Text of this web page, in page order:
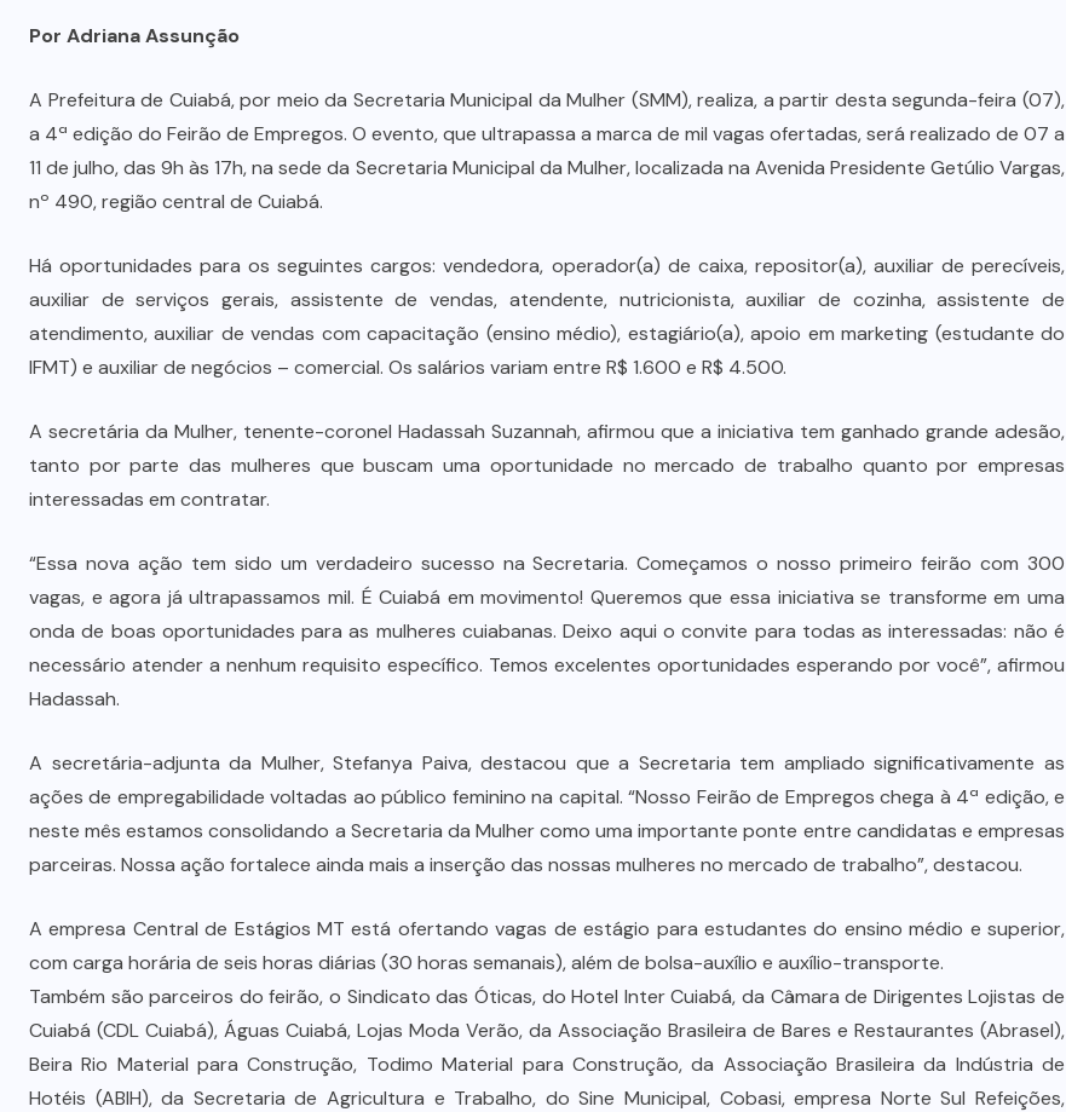
Por Adriana Assunção
A Prefeitura de Cuiabá, por meio da Secretaria Municipal da Mulher (SMM), realiza, a partir desta segunda-feira (07),
a 4ª edição do Feirão de Empregos. O evento, que ultrapassa a marca de mil vagas ofertadas, será realizado de 07 a
11 de julho, das 9h às 17h, na sede da Secretaria Municipal da Mulher, localizada na Avenida Presidente Getúlio Vargas,
nº 490, região central de Cuiabá.
Há oportunidades para os seguintes cargos: vendedora, operador(a) de caixa, repositor(a), auxiliar de perecíveis,
auxiliar de serviços gerais, assistente de vendas, atendente, nutricionista, auxiliar de cozinha, assistente de
atendimento, auxiliar de vendas com capacitação (ensino médio), estagiário(a), apoio em marketing (estudante do
IFMT) e auxiliar de negócios – comercial. Os salários variam entre R$ 1.600 e R$ 4.500.
A secretária da Mulher, tenente-coronel Hadassah Suzannah, afirmou que a iniciativa tem ganhado grande adesão,
tanto por parte das mulheres que buscam uma oportunidade no mercado de trabalho quanto por empresas
interessadas em contratar.
“Essa nova ação tem sido um verdadeiro sucesso na Secretaria. Começamos o nosso primeiro feirão com 300
vagas, e agora já ultrapassamos mil. É Cuiabá em movimento! Queremos que essa iniciativa se transforme em uma
onda de boas oportunidades para as mulheres cuiabanas. Deixo aqui o convite para todas as interessadas: não é
necessário atender a nenhum requisito específico. Temos excelentes oportunidades esperando por você”, afirmou
Hadassah.
A secretária-adjunta da Mulher, Stefanya Paiva, destacou que a Secretaria tem ampliado significativamente as
ações de empregabilidade voltadas ao público feminino na capital. “Nosso Feirão de Empregos chega à 4ª edição, e
neste mês estamos consolidando a Secretaria da Mulher como uma importante ponte entre candidatas e empresas
parceiras. Nossa ação fortalece ainda mais a inserção das nossas mulheres no mercado de trabalho”, destacou.
A empresa Central de Estágios MT está ofertando vagas de estágio para estudantes do ensino médio e superior,
com carga horária de seis horas diárias (30 horas semanais), além de bolsa-auxílio e auxílio-transporte.
Também são parceiros do feirão, o Sindicato das Óticas, do Hotel Inter Cuiabá, da Câmara de Dirigentes Lojistas de
Cuiabá (CDL Cuiabá), Águas Cuiabá, Lojas Moda Verão, da Associação Brasileira de Bares e Restaurantes (Abrasel),
Beira Rio Material para Construção, Todimo Material para Construção, da Associação Brasileira da Indústria de
Hotéis (ABIH), da Secretaria de Agricultura e Trabalho, do Sine Municipal, Cobasi, empresa Norte Sul Refeições,
Polícia prende jovem investigado
por aliciar adolescentes para rede
Wilson Santos projeta novos
investimentos para viabilizar 10
mil lotes com infraestrutura